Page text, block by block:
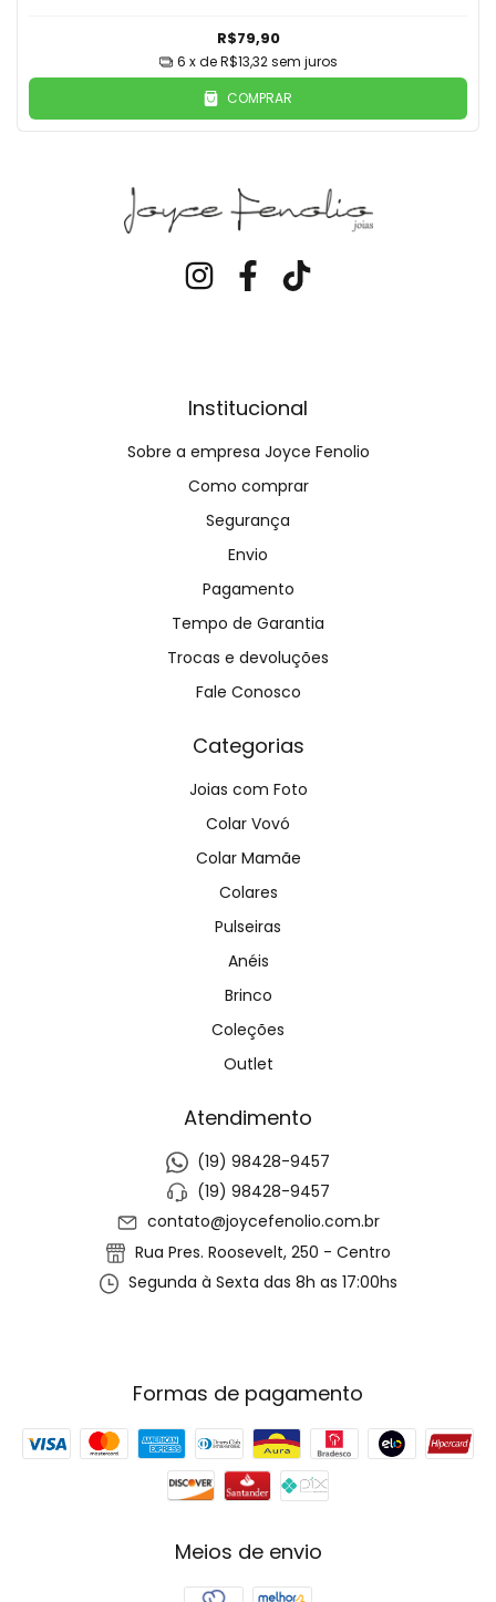
R$79,90
6 x deR$13,32 sem juros
COMPRAR
Institucional
Sobre a empresa Joyce Fenolio
Como comprar
Segurança
Envio
Pagamento
Tempo de Garantia
Trocas e devoluções
Fale Conosco
Categorias
Joias com Foto
Colar Vovó
Colar Mamãe
Colares
Pulseiras
Anéis
Brinco
Coleções
Outlet
Atendimento
(19) 98428-9457
(19) 98428-9457
contato@joycefenolio.com.br
Rua Pres. Roosevelt, 250 - Centro
Segunda à Sexta das 8h as 17:00hs
Formas de pagamento
Meios de envio